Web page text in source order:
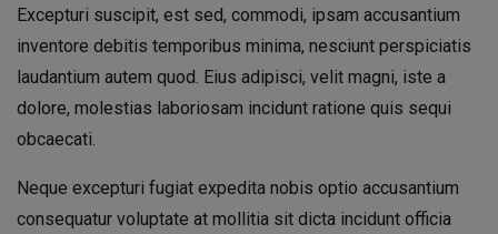
Excepturi suscipit, est sed, commodi, ipsam accusantium
inventore debitis temporibus minima, nesciunt perspiciatis
laudantium autem quod. Eius adipisci, velit magni, iste a
dolore, molestias laboriosam incidunt ratione quis sequi
obcaecati.
Neque excepturi fugiat expedita nobis optio accusantium
consequatur voluptate at mollitia sit dicta incidunt officia